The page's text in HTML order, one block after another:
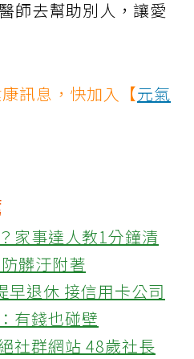
師去幫助別人，讓愛
訊息，快加入【元氣
家事達人教1分鐘清
髒汙附著
退休 接信用卡公司
有錢也碰壁
社群網站 48歲社長